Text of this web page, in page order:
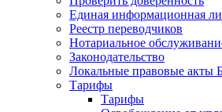
Единая информационная
Реестр переводчиков
Нотариальное
Законодательство
Локальные правовые акты
Тарифы
Тарифы